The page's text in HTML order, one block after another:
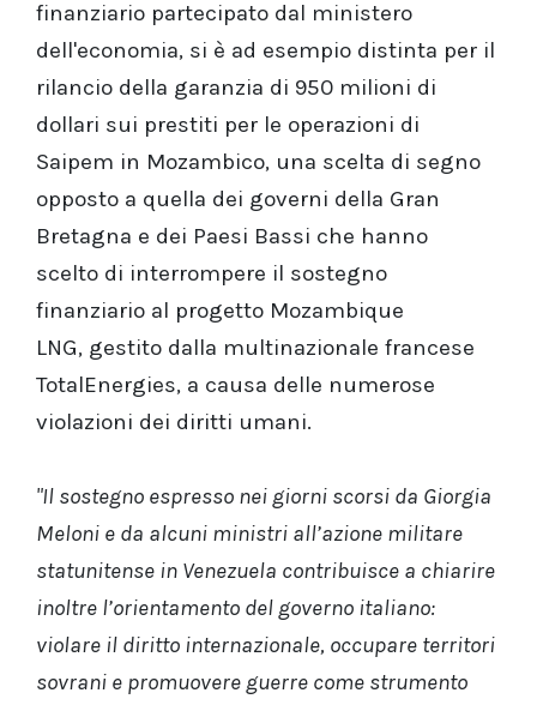
finanziario partecipato dal ministero
dell'economia, si è ad esempio distinta per il
rilancio della garanzia di 950 milioni di
dollari sui prestiti per le operazioni di
Saipem in Mozambico, una scelta di segno
opposto a quella dei governi della Gran
Bretagna e dei Paesi Bassi che hanno
scelto di interrompere il sostegno
finanziario al progetto Mozambique
LNG, gestito dalla multinazionale francese
TotalEnergies, a causa delle numerose
violazioni dei diritti umani.
"Il sostegno espresso nei giorni scorsi da Giorgia
Meloni e da alcuni ministri all’azione militare
statunitense in Venezuela contribuisce a chiarire
inoltre l’orientamento del governo italiano:
violare il diritto internazionale, occupare territori
sovrani e promuovere guerre come strumento